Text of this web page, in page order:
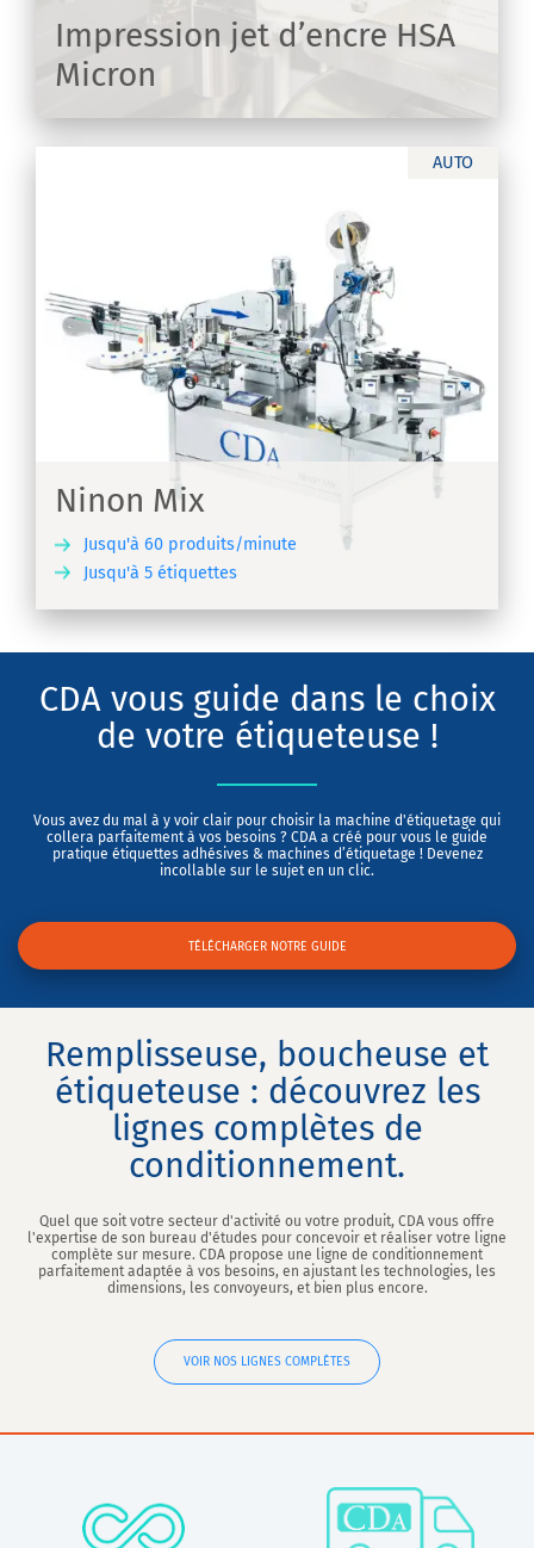
Impression jet d’encre HSA
Micron
AUTO
Ninon Mix
Jusqu'à 60 produits/minute
Jusqu'à 5 étiquettes
CDA vous guide dans le choix
de votre étiqueteuse !
Vous avez du mal à y voir clair pour choisir la machine d'étiquetage qui
collera parfaitement à vos besoins ? CDA a créé pour vous le guide
pratique étiquettes adhésives & machines d’étiquetage ! Devenez
incollable sur le sujet en un clic.
TÉLÉCHARGER NOTRE GUIDE
Remplisseuse, boucheuse et
étiqueteuse : découvrez les
lignes complètes de
conditionnement.
Quel que soit votre secteur d'activité ou votre produit, CDA vous offre
l'expertise de son bureau d'études pour concevoir et réaliser votre ligne
complète sur mesure. CDA propose une ligne de conditionnement
parfaitement adaptée à vos besoins, en ajustant les technologies, les
dimensions, les convoyeurs, et bien plus encore.
VOIR NOS LIGNES COMPLÈTES